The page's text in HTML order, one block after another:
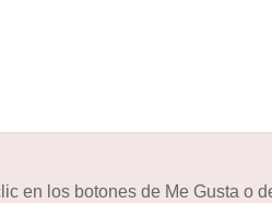
en los botones de Me Gusta o